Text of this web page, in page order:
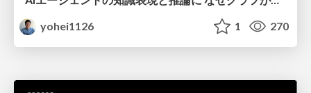
yohei1126
1 270